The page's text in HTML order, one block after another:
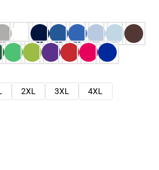
2XL 3XL
4XL